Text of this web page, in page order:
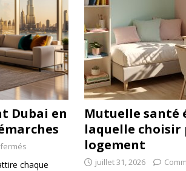
Dubai en
chaque
Mutuelle santé
laquelle choisir
logement
juillet 31, 2026